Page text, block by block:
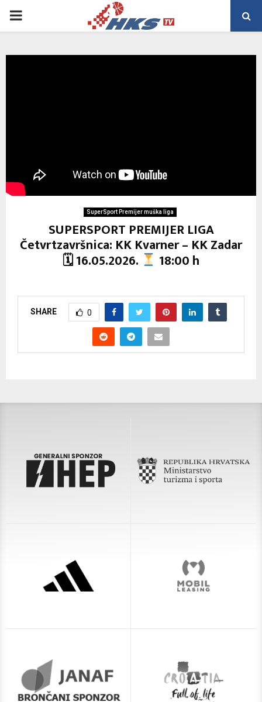
PRIMARY
SuperSport Premijer muška liga
SUPERSPORT PREMIJER LIGA
Četvrtzavršnica: KK Kvarner – KK Zadar
🗓 16.05.2026. 18:00 h
SHARE 0